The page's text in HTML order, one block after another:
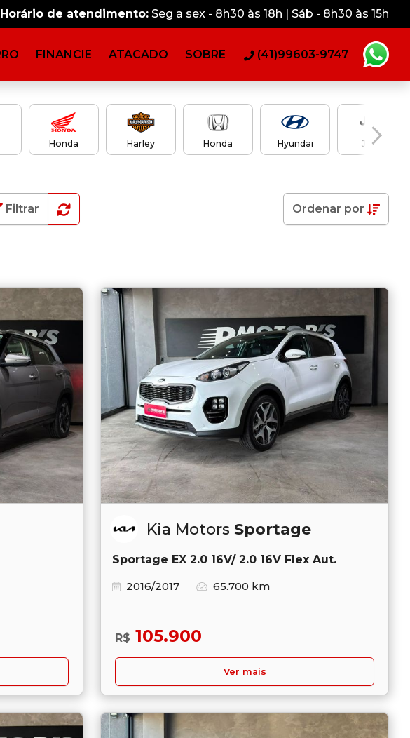
Horário de atendimento: Seg a sex - 8h30 às 18h | Sáb - 8h30 às 15h
FINANCIE ATACADO SOBRE (41)99603-9747
Honda Harley Honda Hyundai Jeep
Filtrar Ordenar por
Kia Motors Sportage
Sportage EX 2.0 16V/ 2.0 16V Flex Aut.
2016/2017
65.700 km
R$ 105.900
Ver mais